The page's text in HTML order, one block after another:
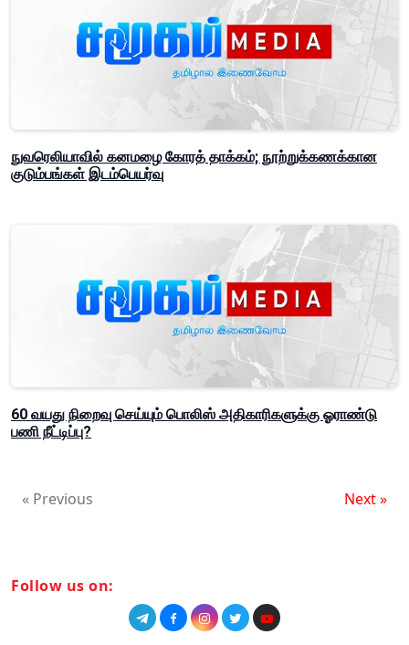
நுவரெலியாவில் கனமழை கோரத் தாக்கம்; நூற்றுக்கணக்கான
குடும்பங்கள் இடம்பெயர்வு
60 வயது நிறைவு செய்யும் பொலிஸ் அதிகாரிகளுக்கு ஓராண்டு
பணி நீட்டிப்பு?
« Previous Next »
Follow us on: